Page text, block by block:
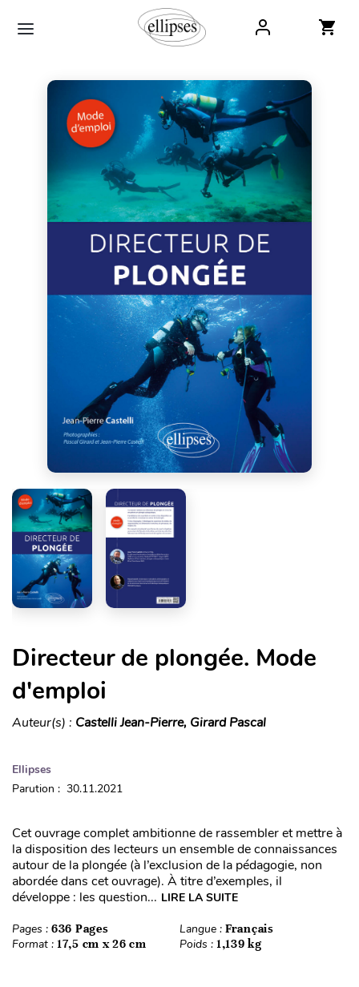
Directeur de plongée. Mode
d'emploi
Auteur(s) : Castelli Jean-Pierre, Girard Pascal
Ellipses
Parution : 30.11.2021
Cet ouvrage complet ambitionne de rassembler et mettre à
la disposition des lecteurs un ensemble de connaissances
autour de la plongée (à l’exclusion de la pédagogie, non
abordée dans cet ouvrage). À titre d’exemples, il
développe : les question... LIRE LA SUITE
Pages : 636 Pages Langue : Français
Format : 17,5 cm x 26 cm Poids : 1,139 kg